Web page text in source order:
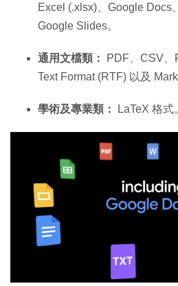
Excel (.xlsx)、Google Docs
Google Slides。
通用文檔類：
PDF、CSV、
Text Format (RTF) 以及
學術及專業類： LaTeX 格式